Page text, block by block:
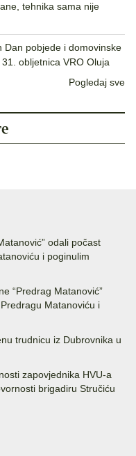
tehnika sama nije
Dan pobjede i domovinske
obljetnica VRO Oluja
Pogledaj sve
odali počast
i poginulim
“Predrag Matanović”
Matanoviću i
trudnicu iz Dubrovnika u
zapovjednika HVU-a
brigadiru Stručiću